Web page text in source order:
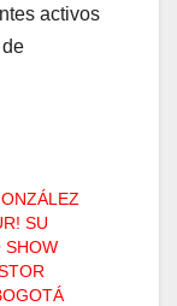
activos
SU
SHOW